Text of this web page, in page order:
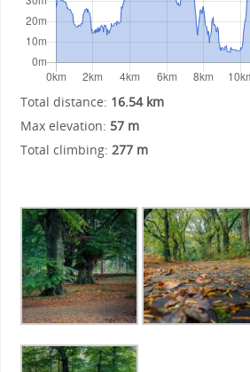
Total distance: 16.54 km
Max elevation: 57 m
Total climbing: 277 m